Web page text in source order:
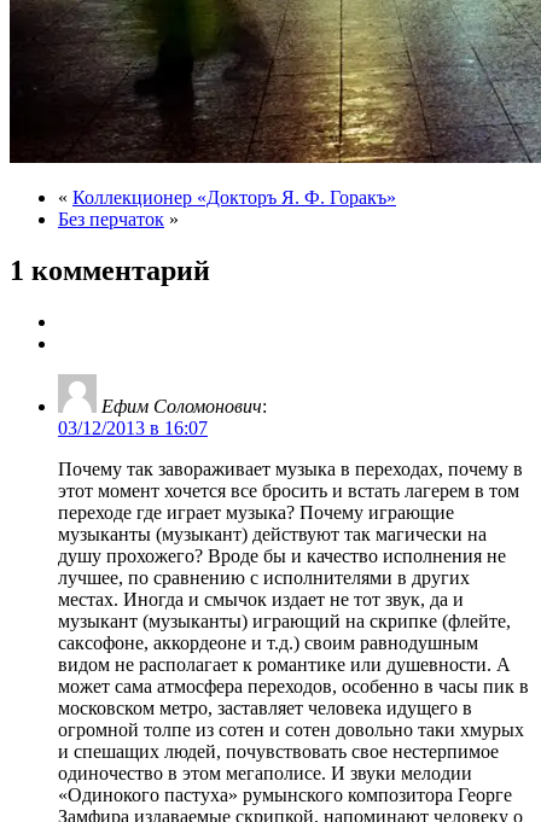
« Коллекционер «Докторъ Я. Ф. Горакъ»
Без перчаток »
1 комментарий
Ефим Соломонович:
03/12/2013 в 16:07
Почему так завораживает музыка в переходах, почему в
этот момент хочется все бросить и встать лагерем в том
переходе где играет музыка? Почему играющие
музыканты (музыкант) действуют так магически на
душу прохожего? Вроде бы и качество исполнения не
лучшее, по сравнению с исполнителями в других
местах. Иногда и смычок издает не тот звук, да и
музыкант (музыканты) играющий на скрипке (флейте,
саксофоне, аккордеоне и т.д.) своим равнодушным
видом не располагает к романтике или душевности. А
может сама атмосфера переходов, особенно в часы пик в
московском метро, заставляет человека идущего в
огромной толпе из сотен и сотен довольно таки хмурых
и спешащих людей, почувствовать свое нестерпимое
одиночество в этом мегаполисе. И звуки мелодии
«Одинокого пастуха» румынского композитора Георге
Замфира издаваемые скрипкой, напоминают человеку о